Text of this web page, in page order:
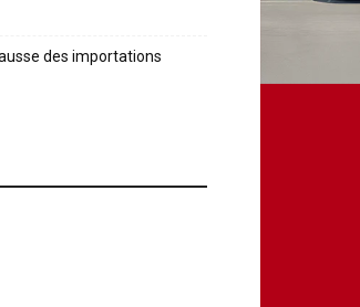
des importations